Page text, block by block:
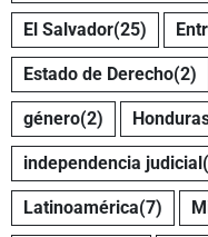
El Salvador(25)
Estado de Derecho(2)
género(2)
independencia judicial
Latinoamérica(7)